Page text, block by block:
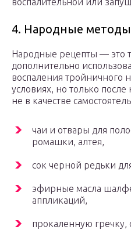
4. Народные методы
Народные рецепты — это
дополнительно
воспаления тройничного
условиях, но только после
не в качестве
чаи и отвары для
ромашки, алтея,
сок черной редьки
эфирные масла
аппликаций,
прокаленную гречку,